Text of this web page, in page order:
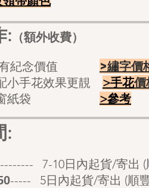
: （額外收費）
有紀念價值 >繡字價
小手花效果更靚 >手花價
櫥窗紙袋 >參考
:
7-10日內起貨/寄出 (
----- 5日內起貨/寄出 (順